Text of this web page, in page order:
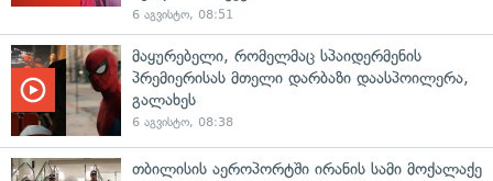
6 აგვისტო, 08:51
მაყურებელი, რომელმაც სპაიდერმენის
პრემიერისას მთელი დარბაზი დაასპოილერა,
გალახეს
6 აგვისტო, 08:38
თბილისის აეროპორტში ირანის სამი მოქალაქე